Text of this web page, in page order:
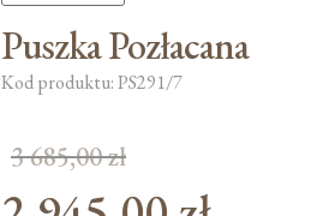
Puszka Pozłacana
Kod produktu: PS291/7
3 685,00zł
Pierwotna